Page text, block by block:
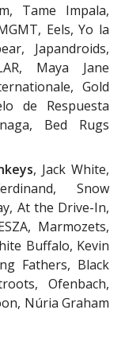
Tame Impala,
Eels, Yo la
Japandroids,
Maya Jane
Gold
de Respuesta
Bed Rugs
, Jack White,
Snow
At the Drive-In,
Marmozets,
Buffalo, Kevin
Fathers, Black
Ofenbach,
Núria Graham